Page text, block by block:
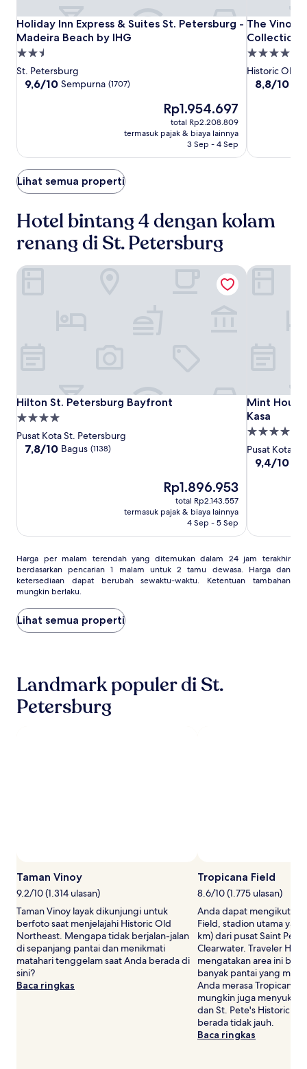
Holiday
Inn
Express
&
Suites
Beach
by
IHG
Holiday
Inn
Express
&
Suites
Beach
Holiday Inn Express & Suites St. Petersburg -
Madeira Beach by IHG
Holiday Inn Express & Suites St. Petersburg - Madeira
Properti
bintang
2.5
St. Petersburg
9.6
9,6/10 Sempurna (1707)
Harga
sekarang
Rp1.954.697
Rp1.954.697
total Rp2.208.809
termasuk pajak & biaya lainnya
3 Sep - 4 Sep
The
Vinoy
Resort
&
Golf
The Vinoy
Collection
The Vinoy
Properti
bintang
4.0
Historic Old
8.8
8,8/10
Lihat semua properti
Hotel bintang 4 dengan kolam
renang di St. Petersburg
Hilton
St.
Petersburg
Bayfront
Hilton
St.
Petersburg
Bayfront
Hilton St. Petersburg Bayfront
Hilton St. Petersburg Bayfront
Properti
bintang
4.0
Pusat Kota St. Petersburg
7.8
7,8/10 Bagus (1138)
Harga
sekarang
Rp1.896.953
Rp1.896.953
total Rp2.143.557
termasuk pajak & biaya lainnya
4 Sep - 5 Sep
Hilton St. Petersburg Bayfront
Mint
House
St.
Petersburg
Downtown
Mint
Kasa
Mint
Properti
bintang
4.0
Pusat Kota
9.4
9,4/10
Mint House
Harga
per
malam
terendah
yang
ditemukan
dalam
berdasarkan
pencarian
tambahan
mungkin
Harga per malam terendah yang ditemukan dalam 24 jam terakhir
berdasarkan pencarian 1 malam untuk 2 tamu dewasa. Harga dan
ketersediaan dapat berubah sewaktu-waktu. Ketentuan tambahan
mungkin berlaku.
Lihat semua properti
Landmark populer di St.
Petersburg
Taman Vinoy
9.2/10 (1.314 ulasan)
Taman Vinoy layak dikunjungi untuk
berfoto saat menjelajahi Historic Old
Northeast. Mengapa tidak berjalan-jalan
di sepanjang pantai dan menikmati
matahari tenggelam saat Anda berada di
sini?
Baca ringkas
Tropicana Field
8.6/10 (1.775 ulasan)
Anda dapat mengikuti
Field, stadion utama
km) dari pusat Saint
Clearwater. Traveler
mengatakan area ini
banyak pantai yang
Anda merasa Tropicana
mungkin juga menyukai
dan St. Pete's Historic
berada tidak jauh.
Baca ringkas